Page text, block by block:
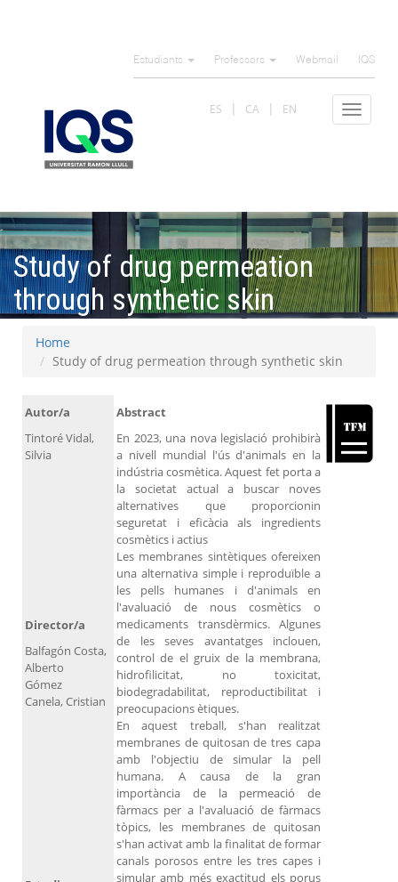
Estudiants Professors Webmail IQS
Toggle
ES CA EN
Study of drug permeation
through synthetic skin
Home
Study of drug permeation through synthetic skin
Autor/a
Tintoré Vidal,
Silvia
Abstract
En 2023, una nova legislació prohibirà
a nivell mundial l'ús d'animals en la
indústria cosmètica. Aquest fet porta a
la societat actual a buscar noves
alternatives que proporcionin
seguretat i eficàcia als ingredients
cosmètics i actius
Les membranes sintètiques ofereixen
una alternativa simple i reproduïble a
les pells humanes i d'animals en
l'avaluació de nous cosmètics o
medicaments transdèrmics. Algunes
de les seves avantatges inclouen,
control de el gruix de la membrana,
hidrofilicitat, no toxicitat,
biodegradabilitat, reproductibilitat i
preocupacions ètiques.
En aquest treball, s'han realitzat
membranes de quitosan de tres capa
amb l'objectiu de simular la pell
humana. A causa de la gran
importància de la permeació de
fàrmacs per a l'avaluació de fàrmacs
tòpics, les membranes de quitosan
s'han activat amb la finalitat de formar
canals porosos entre les tres capes i
simular amb més exactitud els porus
Director/a
Balfagón Costa,
Alberto
Gómez
Canela, Cristian